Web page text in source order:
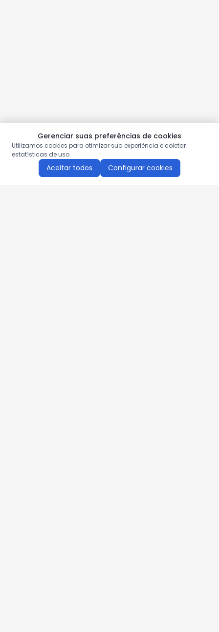
Gerenciar suas preferências de cookies
Utilizamos cookies para otimizar sua experiência e coletar
estatísticas de uso.
Aceitar todos Configurar cookies